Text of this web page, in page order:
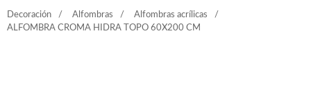
Decoración Alfombras
Alfombras acrílicas
ALFOMBRA CROMA HIDRA TOPO 60X200 CM